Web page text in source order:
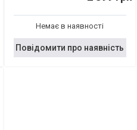
Немає в наявності
Повідомити про наявність